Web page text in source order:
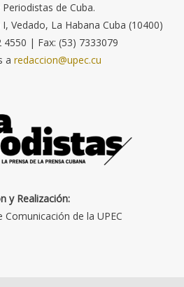
de Cuba.
Vedado, La Habana Cuba (10400)
4550 | Fax: (53) 7333079
a redaccion@upec.cu
y Realización:
de la UPEC